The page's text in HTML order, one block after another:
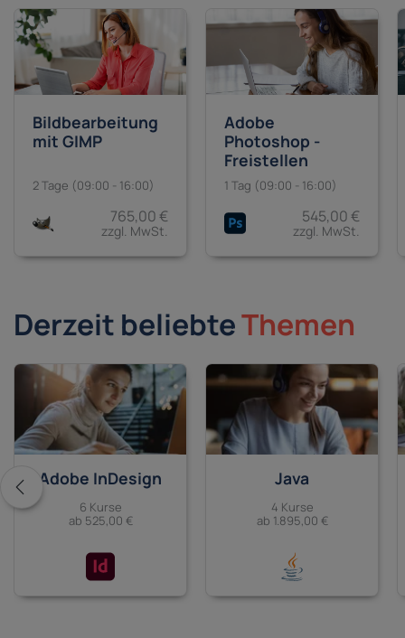
Bildbearbeitung
mit GIMP
2 Tage (09:00 - 16:00)
765,00 €
zzgl. MwSt.
Adobe
Photoshop -
Freistellen
1 Tag (09:00 - 16:00)
545,00 €
zzgl. MwSt.
Derzeit beliebteThemen
Adobe InDesign
6 Kurse
ab 525,00 €
Java
4 Kurse
ab 1.895,00 €